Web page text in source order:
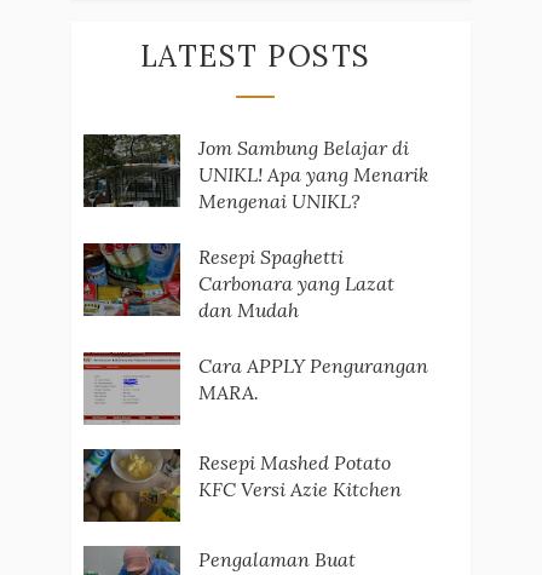
LATEST POSTS
Jom Sambung Belajar di
UNIKL! Apa yang Menarik
Mengenai UNIKL?
Resepi Spaghetti
Carbonara yang Lazat
dan Mudah
Cara APPLY Pengurangan
MARA.
Resepi Mashed Potato
KFC Versi Azie Kitchen
Pengalaman Buat